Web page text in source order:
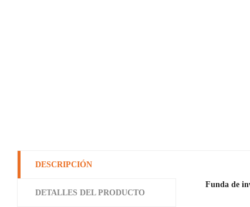
DESCRIPCIÓN
DETALLES DEL PRODUCTO
Funda de